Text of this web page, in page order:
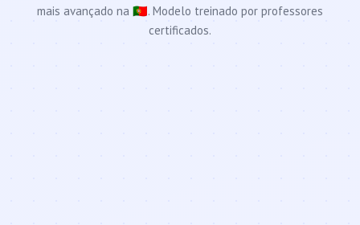
mais avançado na 🇵🇹. Modelo treinado por professores
certificados.